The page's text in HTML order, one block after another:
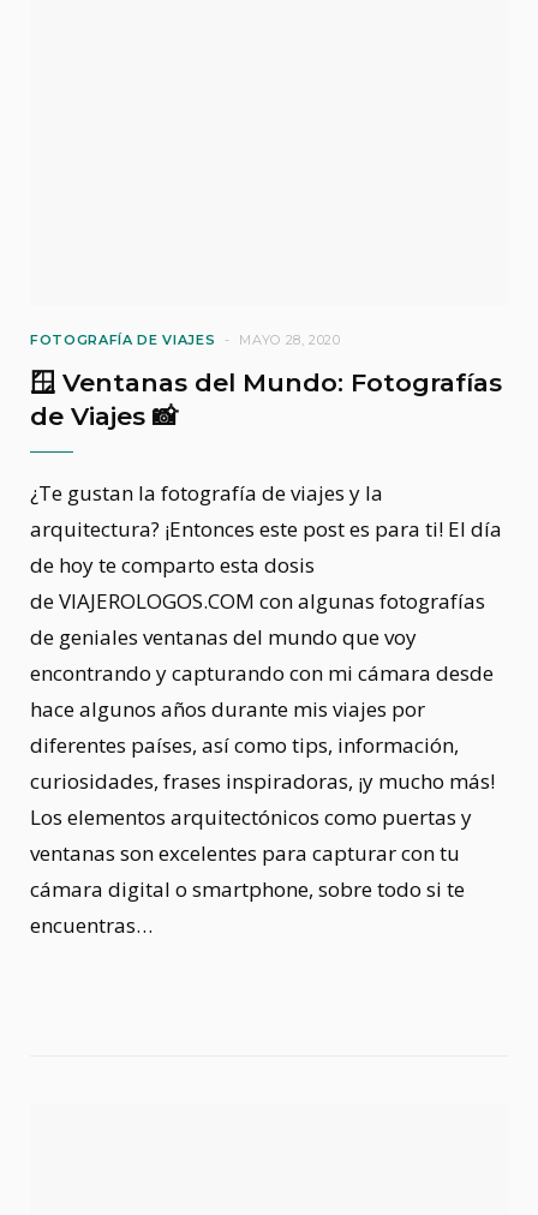
FOTOGRAFÍA DE VIAJES MAYO 28, 2020
🪟 Ventanas del Mundo: Fotografías
de Viajes 📸
¿Te gustan la fotografía de viajes y la
arquitectura? ¡Entonces este post es para ti! El día
de hoy te comparto esta dosis
de VIAJEROLOGOS.COM con algunas fotografías
de geniales ventanas del mundo que voy
encontrando y capturando con mi cámara desde
hace algunos años durante mis viajes por
diferentes países, así como tips, información,
curiosidades, frases inspiradoras, ¡y mucho más!
Los elementos arquitectónicos como puertas y
ventanas son excelentes para capturar con tu
cámara digital o smartphone, sobre todo si te
encuentras…